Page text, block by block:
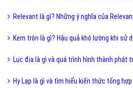
Relevant là gì? Những ý nghĩa của
Kem trộn là gì? Hậu quả khó lường khi sử
Lục địa là gì và quá trình hình thành phát
Hy Lạp là gì và tìm hiểu kiến thức tổng hợp